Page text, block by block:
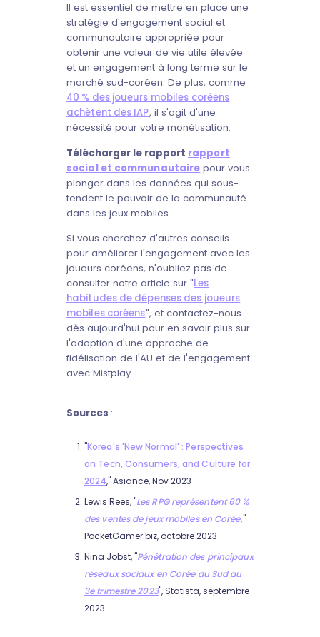
Il est essentiel de mettre en place une
stratégie d'engagement social et
communautaire appropriée pour
obtenir une valeur de vie utile élevée
et un engagement à long terme sur le
marché sud-coréen. De plus, comme
40 % des joueurs mobiles coréens
achètent des IAP, il s'agit d'une
nécessité pour votre monétisation.
Télécharger le rapport rapport
social et communautaire pour vous
plonger dans les données qui sous-
tendent le pouvoir de la communauté
dans les jeux mobiles.
Si vous cherchez d'autres conseils
pour améliorer l'engagement avec les
joueurs coréens, n'oubliez pas de
consulter notre article sur "Les
habitudes de dépenses des joueurs
mobiles coréens", et contactez-nous
dès aujourd'hui pour en savoir plus sur
l'adoption d'une approche de
fidélisation de l'AU et de l'engagement
avec Mistplay.
Sources :
"Korea's 'New Normal' : Perspectives
on Tech, Consumers, and Culture for
2024," Asiance, Nov 2023
Lewis Rees, "Les RPG représentent 60 %
des ventes de jeux mobiles en Corée,"
PocketGamer.biz, octobre 2023
Nina Jobst, "Pénétration des principaux
réseaux sociaux en Corée du Sud au
3e trimestre 2023", Statista, septembre
2023